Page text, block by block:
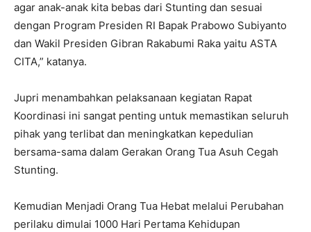
agar anak-anak kita bebas dari Stunting dan sesuai
dengan Program Presiden RI Bapak Prabowo Subiyanto
dan Wakil Presiden Gibran Rakabumi Raka yaitu ASTA
CITA,” katanya.
Jupri menambahkan pelaksanaan kegiatan Rapat
Koordinasi ini sangat penting untuk memastikan seluruh
pihak yang terlibat dan meningkatkan kepedulian
bersama-sama dalam Gerakan Orang Tua Asuh Cegah
Stunting.
Kemudian Menjadi Orang Tua Hebat melalui Perubahan
perilaku dimulai 1000 Hari Pertama Kehidupan